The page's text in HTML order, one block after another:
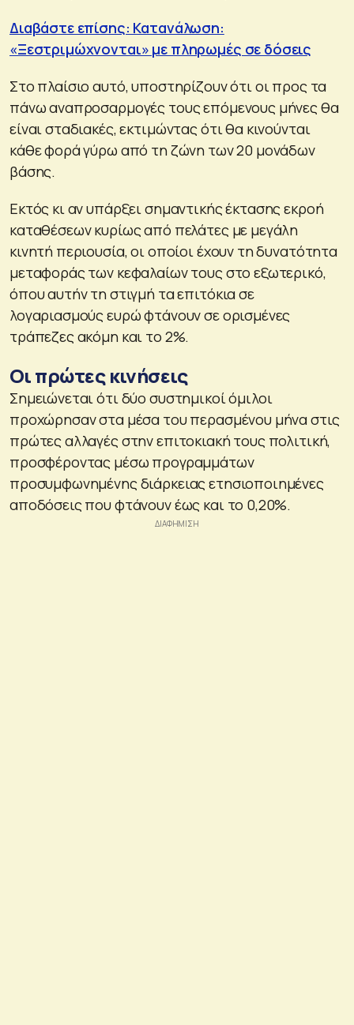
Διαβάστε επίσης: Κατανάλωση:
«Ξεστριμώχνονται» με πληρωμές σε δόσεις
Στο πλαίσιο αυτό, υποστηρίζουν ότι οι προς τα
πάνω αναπροσαρμογές τους επόμενους μήνες θα
είναι σταδιακές, εκτιμώντας ότι θα κινούνται
κάθε φορά γύρω από τη ζώνη των 20 μονάδων
βάσης.
Εκτός κι αν υπάρξει σημαντικής έκτασης εκροή
καταθέσεων κυρίως από πελάτες με μεγάλη
κινητή περιουσία, οι οποίοι έχουν τη δυνατότητα
μεταφοράς των κεφαλαίων τους στο εξωτερικό,
όπου αυτήν τη στιγμή τα επιτόκια σε
λογαριασμούς ευρώ φτάνουν σε ορισμένες
τράπεζες ακόμη και το 2%.
Οι πρώτες κινήσεις
Σημειώνεται ότι δύο συστημικοί όμιλοι
προχώρησαν στα μέσα του περασμένου μήνα στις
πρώτες αλλαγές στην επιτοκιακή τους πολιτική,
προσφέροντας μέσω προγραμμάτων
προσυμφωνημένης διάρκειας ετησιοποιημένες
αποδόσεις που φτάνουν έως και το 0,20%.